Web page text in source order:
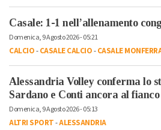
Casale: 1-1 nell’allenamento
Domenica, 9 Agosto 2026 - 05:21
CALCIO-CASALE CALCIO-CASALE
Alessandria Volley conferma lo
Sardano e Conti ancora al
Domenica, 9 Agosto 2026 - 05:13
ALTRI SPORT-ALESSANDRIA